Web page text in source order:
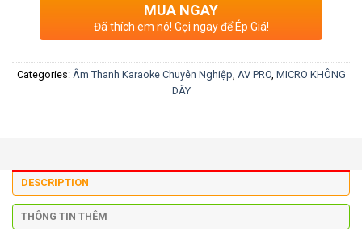
MUA NGAY
Đã thích em nó! Gọi ngay để Ép Giá!
Categories: Âm Thanh Karaoke Chuyên Nghiệp AV PRO, MICRO KHÔNG
DÂY
DESCRIPTION
THÔNG TIN THÊM